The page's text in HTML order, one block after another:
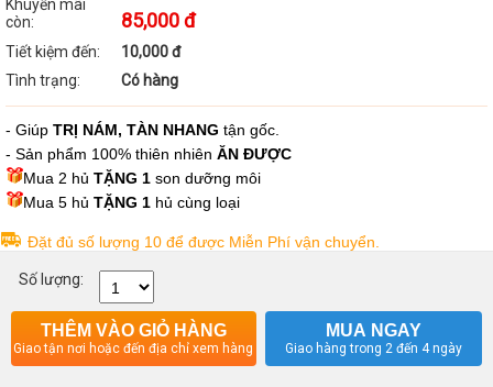
Khuyến mãi
còn:
85,000 đ
Tiết kiệm đến:
10,000 đ
Tình trạng:
Có hàng
- Giúp TRỊ NÁM, TÀN NHANG tận gốc.
- Sản phẩm 100% thiên nhiên ĂN ĐƯỢC
Mua 2 hủ TẶNG 1 son dưỡng môi
Mua 5 hủ TẶNG 1 hủ cùng loại
Đặt đủ số lượng 10 để được Miễn Phí vận chuyển.
Số lượng:
THÊM VÀO GIỎ HÀNG
Giao tận nơi hoặc đến địa chỉ xem hàng
MUA NGAY
Giao hàng trong 2 đến 4 ngày